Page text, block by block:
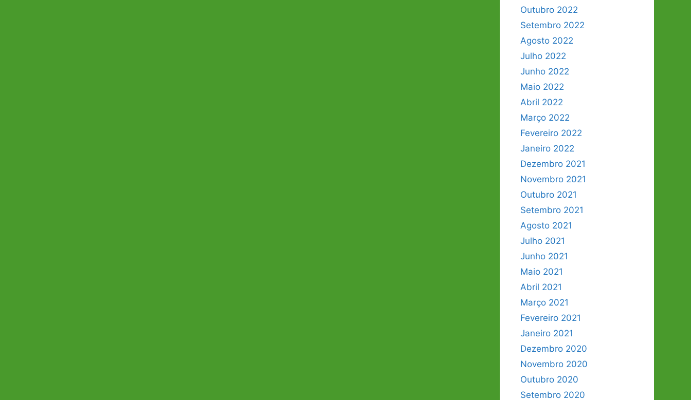
Outubro 2022
Setembro 2022
Agosto 2022
Julho 2022
Junho 2022
Maio 2022
Abril 2022
Março 2022
Fevereiro 2022
Janeiro 2022
Dezembro 2021
Novembro 2021
Outubro 2021
Setembro 2021
Agosto 2021
Julho 2021
Junho 2021
Maio 2021
Abril 2021
Março 2021
Fevereiro 2021
Janeiro 2021
Dezembro 2020
Novembro 2020
Outubro 2020
Setembro 2020